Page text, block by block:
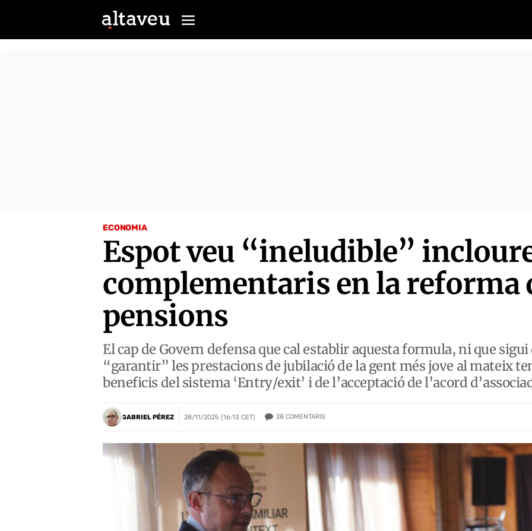
ECONOMIA
Espot veu “ineludible”
complementaris en la reforma
pensions
El cap de Govern defensa que cal establir aquesta formula, ni que
“garantir” les prestacions de jubilació de la gent més jove al mateix
beneficis del sistema ‘Entry/exit’ i de l’acceptació de l’acord
GABRIEL PÉREZ 28/11/2025 (16:13 CET) 28 COMENTARIS